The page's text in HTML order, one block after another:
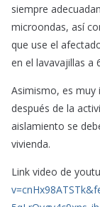
siempre
microondas, así
que use el
en el lavavajillas a
Asimismo, es
después de la
aislamiento se
vivienda.
Link video de